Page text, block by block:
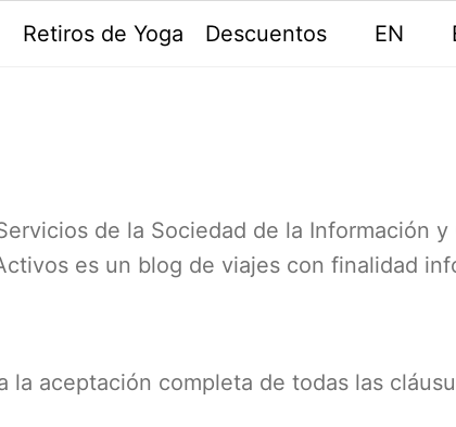
Retiros de Yoga Descuentos EN
de la Sociedad de la Información y
es un blog de viajes con finalidad
aceptación completa de todas las